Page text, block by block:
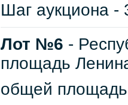
Шаг аукциона -
Лот №6 -
площадь
общей